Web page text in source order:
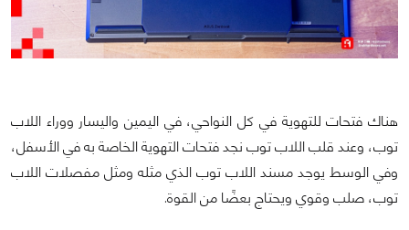
هناك فتحات للتهوية في كل النواحي، في اليمين واليسار ووراء اللاب
توب، وعند قلب اللاب توب نجد فتحات التهوية الخاصة به في الأسفل،
وفي الوسط يوجد مسند اللاب توب الذي مثله ومثل مفصلات اللاب
توب، صلب وقوي ويحتاج بعضًا من القوة.